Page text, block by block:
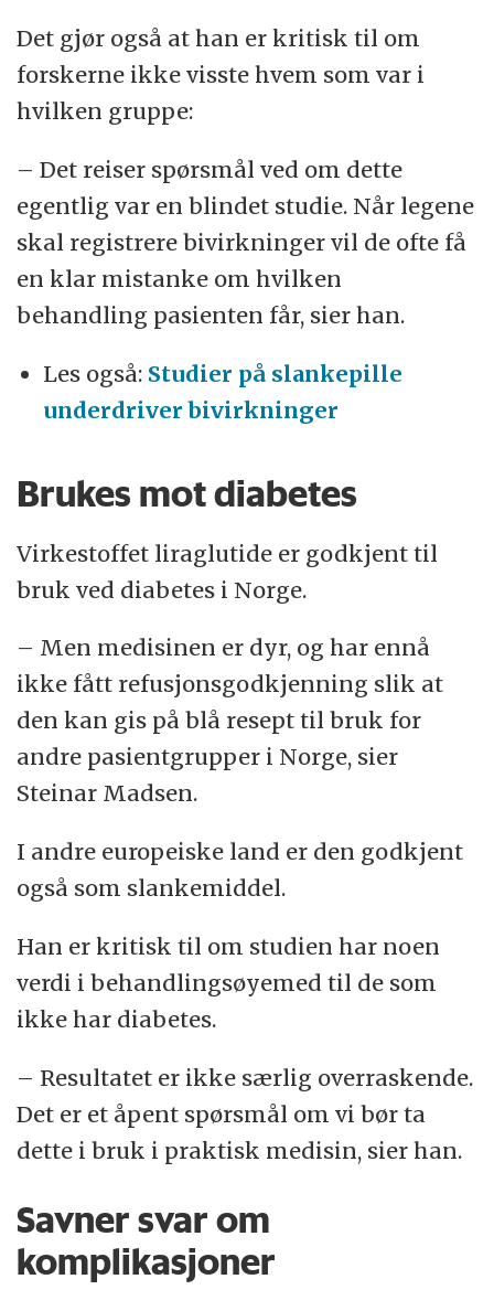
Det gjør også at han er kritisk til om
forskerne ikke visste hvem som var i
hvilken gruppe:
– Det reiser spørsmål ved om dette
egentlig var en blindet studie. Når legene
skal registrere bivirkninger vil de ofte få
en klar mistanke om hvilken
behandling pasienten får, sier han.
Les også: Studier på slankepille
underdriver bivirkninger
Brukes mot diabetes
Virkestoffet liraglutide er godkjent til
bruk ved diabetes i Norge.
– Men medisinen er dyr, og har ennå
ikke fått refusjonsgodkjenning slik at
den kan gis på blå resept til bruk for
andre pasientgrupper i Norge, sier
Steinar Madsen.
I andre europeiske land er den godkjent
også som slankemiddel.
Han er kritisk til om studien har noen
verdi i behandlingsøyemed til de som
ikke har diabetes.
– Resultatet er ikke særlig overraskende.
Det er et åpent spørsmål om vi bør ta
dette i bruk i praktisk medisin, sier han.
Savner svar om
komplikasjoner